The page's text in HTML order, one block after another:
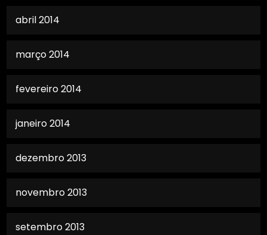
abril 2014
março 2014
fevereiro 2014
janeiro 2014
dezembro 2013
novembro 2013
setembro 2013